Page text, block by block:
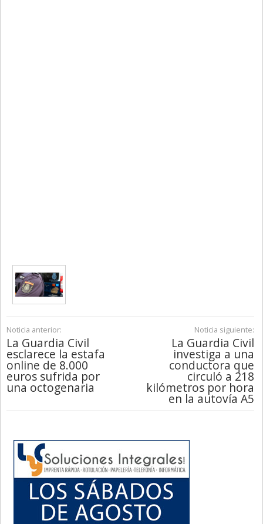
Noticia anterior:
La Guardia Civil
esclarece la estafa
online de 8.000
euros sufrida por
una octogenaria
Noticia siguiente:
La Guardia Civil
investiga a una
conductora que
circuló a 218
kilómetros por hora
en la autovía A5